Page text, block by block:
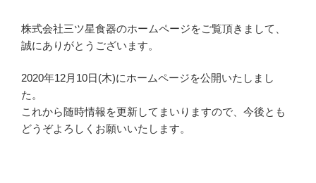
株式会社三ツ星食器のホームページをご覧頂きまして、
誠にありがとうございます。
2020年12月10日(木)にホームページを公開いたしまし
た。
これから随時情報を更新してまいりますので、今後とも
どうぞよろしくお願いいたします。